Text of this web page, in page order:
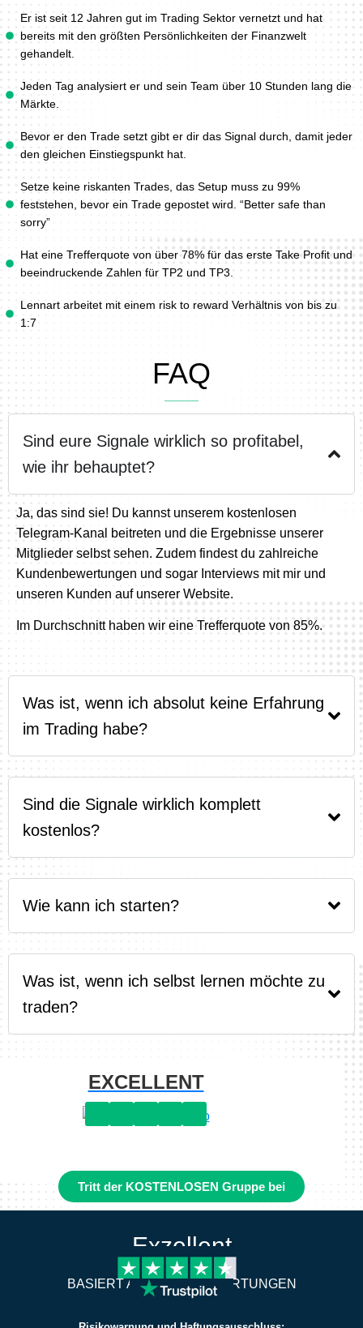
Er ist seit 12 Jahren gut im Trading Sektor vernetzt und hat
bereits mit den größten Persönlichkeiten der Finanzwelt
gehandelt.
Jeden Tag analysiert er und sein Team über 10 Stunden lang die
Märkte.
Bevor er den Trade setzt gibt er dir das Signal durch, damit jeder
den gleichen Einstiegspunkt hat.
Setze keine riskanten Trades, das Setup muss zu 99%
feststehen, bevor ein Trade gepostet wird. “Better safe than
sorry”
Hat eine Trefferquote von über 78% für das erste Take Profit und
beeindruckende Zahlen für TP2 und TP3.
Lennart arbeitet mit einem risk to reward Verhältnis von bis zu
1:7
FAQ
Sind eure Signale wirklich so profitabel,
wie ihr behauptet?
Ja, das sind sie! Du kannst unserem kostenlosen
Telegram-Kanal beitreten und die Ergebnisse unserer
Mitglieder selbst sehen. Zudem findest du zahlreiche
Kundenbewertungen und sogar Interviews mit mir und
unseren Kunden auf unserer Website.
Im Durchschnitt haben wir eine Trefferquote von 85%.
Was ist, wenn ich absolut keine Erfahrung
im Trading habe?
Sind die Signale wirklich komplett
kostenlos?
Wie kann ich starten?
Was ist, wenn ich selbst lernen möchte zu
traden?
EXCELLENT
Tritt der KOSTENLOSEN Gruppe bei
Exzellent
BASIERT AUF 2.305 BEWERTUNGEN